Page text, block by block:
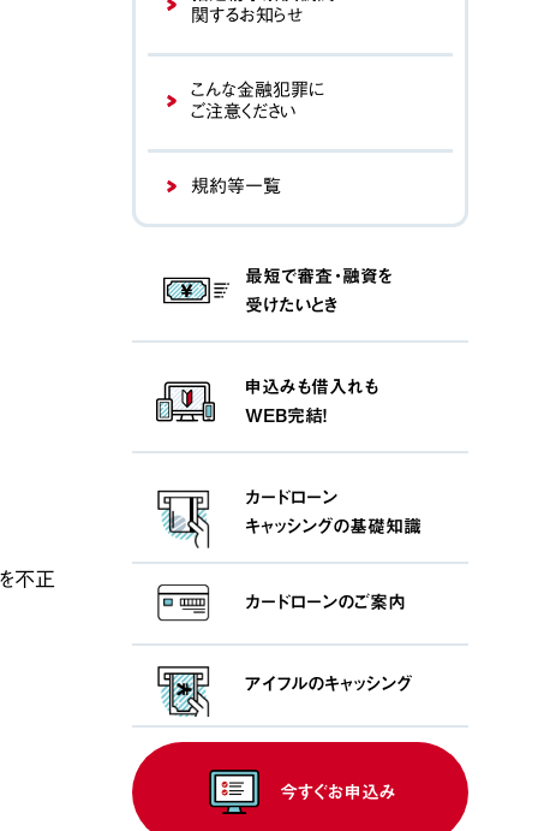
不正
関するお知らせ
こんな金融犯罪に
ご注意ください
規約等一覧
最短で審査・融資を
受けたいとき
申込みも借入れも
WEB完結！
カードローン
キャッシングの基礎知識
カードローンのご案内
アイフルのキャッシング
今すぐお申込み